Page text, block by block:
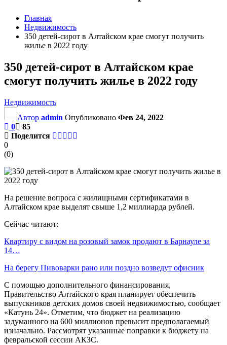
Главная
Недвижимость
350 детей-сирот в Алтайском крае смогут получить
жилье в 2022 году
350 детей-сирот в Алтайском крае
смогут получить жилье в 2022 году
Недвижимость
Автор admin Опубликовано Фев 24, 2022
0
85
Поделится
0
(0)
На решение вопроса с жилищными сертификатами в
Алтайском крае выделят свыше 1,2 миллиарда рублей.
Сейчас читают:
Квартиру с видом на розовый замок продают в Барнауле за
14…
На берегу Пивоварки рано или поздно возведут офисник
С помощью дополнительного финансирования,
Правительство Алтайского края планирует обеспечить
выпускников детских домов своей недвижимостью, сообщает
«Катунь 24». Отметим, что бюджет на реализацию
задуманного на 600 миллионов превысит предполагаемый
изначально. Рассмотрят указанные поправки к бюджету на
февральской сессии АКЗС.